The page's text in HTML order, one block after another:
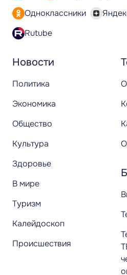
Новости
Политика
Экономика
Общество
Культура
Здоровье
В мире
Туризм
Калейдоскоп
Происшествия
Одноклассники
Rutube